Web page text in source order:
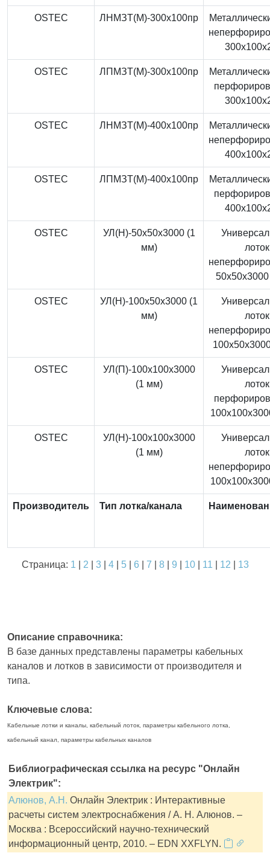
OSTEC ЛНМЗТ(М)-300x100пр
OSTEC ЛПМЗТ(М)-300x100пр
OSTEC ЛНМЗТ(М)-400x100пр
OSTEC ЛПМЗТ(М)-400x100пр
OSTEC
УЛ(Н)-50x50x3000 (1
мм)
лоток
OSTEC
УЛ(Н)-100x50x3000 (1
мм)
лоток
OSTEC
УЛ(П)-100x100x3000
(1 мм)
лоток
OSTEC
УЛ(Н)-100x100x3000
(1 мм)
лоток
Производитель Тип лотка/канала
Страница: 1 2 3| 4| 5| 6 7 8| 9 10| 11 12 13
Описание справочника:
В базе данных представлены параметры кабельных
каналов и лотков в зависимости от производителя и
типа.
Ключевые слова:
Кабельные лотки и каналы, кабельный лоток, параметры кабельного лотка,
кабельный канал, параметры кабельных каналов
Библиографическая ссылка на ресурс "Онлайн
Электрик":
Алюнов, А.Н. Онлайн Электрик : Интерактивные
расчеты систем электроснабжения / А. Н. Алюнов. –
Москва : Всероссийский научно-технический
информационный центр, 2010. – EDN XXFLYN.